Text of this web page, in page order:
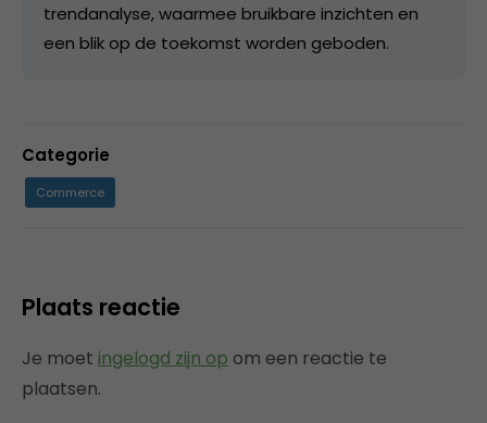
trendanalyse, waarmee bruikbare inzichten en
een blik op de toekomst worden geboden.
Categorie
Commerce
Plaats reactie
Je moet ingelogd zijn op om een reactie te
plaatsen.